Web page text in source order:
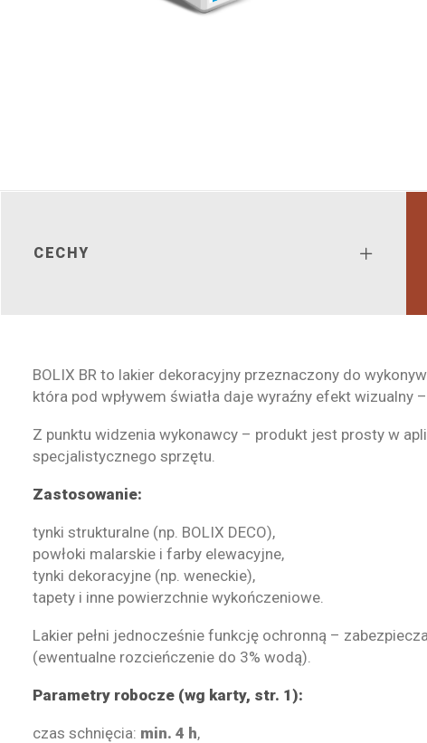
CECHY
BOLIX BR to lakier dekoracyjny przeznaczony do
która pod wpływem światła daje wyraźny efekt wizualny
Z punktu widzenia wykonawcy – produkt jest prosty w
specjalistycznego sprzętu.
Zastosowanie:
tynki strukturalne (np. BOLIX DECO),
powłoki malarskie i farby elewacyjne,
tynki dekoracyjne (np. weneckie),
tapety i inne powierzchnie wykończeniowe.
Lakier pełni jednocześnie funkcję ochronną –
(ewentualne rozcieńczenie do 3% wodą).
Parametry robocze (wg karty, str. 1):
czas schnięcia: min. 4 h,